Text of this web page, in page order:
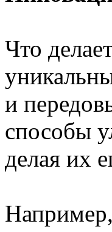
Что
и
способы
делая их